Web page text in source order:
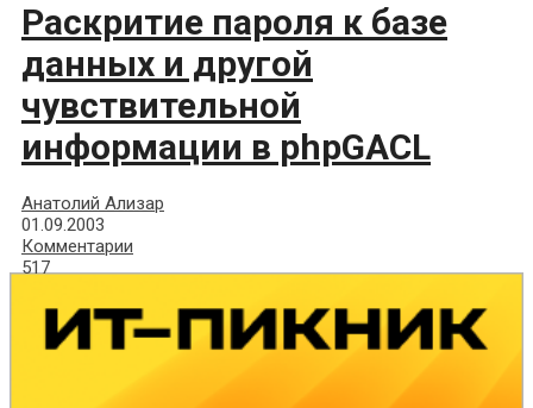
Раскритие пароля к базе
данных и другой
чувствительной
информации в phpGACL
Анатолий Ализар
01.09.2003
Комментарии
517